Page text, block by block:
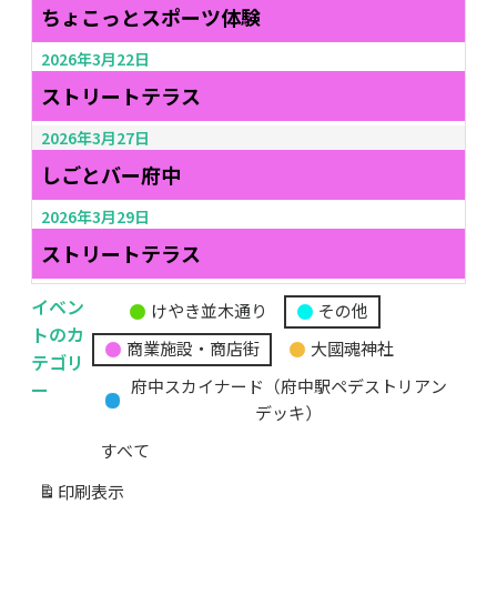
ちょこっとスポーツ体験
2026年3月22日
ストリートテラス
2026年3月27日
しごとバー府中
2026年3月29日
ストリートテラス
イベン
トのカ
テゴリ
ー
題
カ
ゴ
リ
けやき並木通り
その他
商業施設・商店街
大國魂神社
府中スカイナード（府中駅ペデストリアン
デッキ）
すべて
印刷 表示